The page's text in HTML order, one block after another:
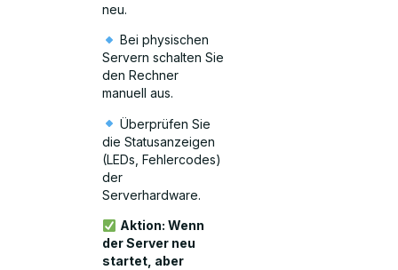
neu.
Bei physischen
Servern schalten Sie
den Rechner
manuell aus.
Überprüfen Sie
die Statusanzeigen
(LEDs, Fehlercodes)
der
Serverhardware.
Aktion: Wenn
der Server neu
startet, aber